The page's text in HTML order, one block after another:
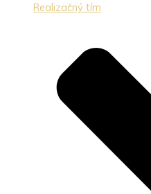
Realizačný tím